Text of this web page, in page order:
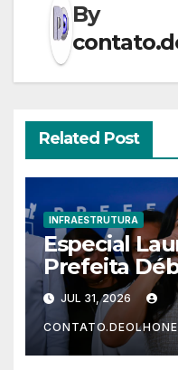
By
Related Post
INFRAESTRUTURA
Especial
Prefeita
inaugura
em
da cidade
JUL 31, 2026